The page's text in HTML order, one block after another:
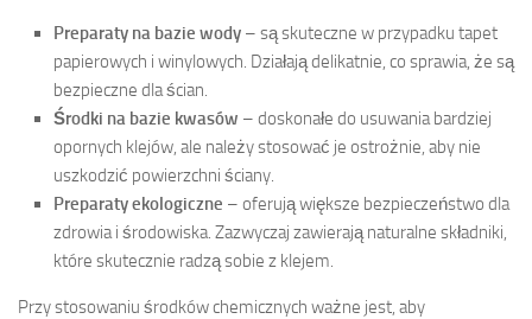
Preparaty na bazie wody – są skuteczne w przypadku tapet
papierowych i winylowych. Działają delikatnie, co sprawia, że są
bezpieczne dla ścian.
Środki na bazie kwasów – doskonałe do usuwania bardziej
opornych klejów, ale należy stosować je ostrożnie, aby nie
uszkodzić powierzchni ściany.
Preparaty ekologiczne – oferują większe bezpieczeństwo dla
zdrowia i środowiska. Zazwyczaj zawierają naturalne składniki,
które skutecznie radzą sobie z klejem.
Przy stosowaniu środków chemicznych ważne jest, aby